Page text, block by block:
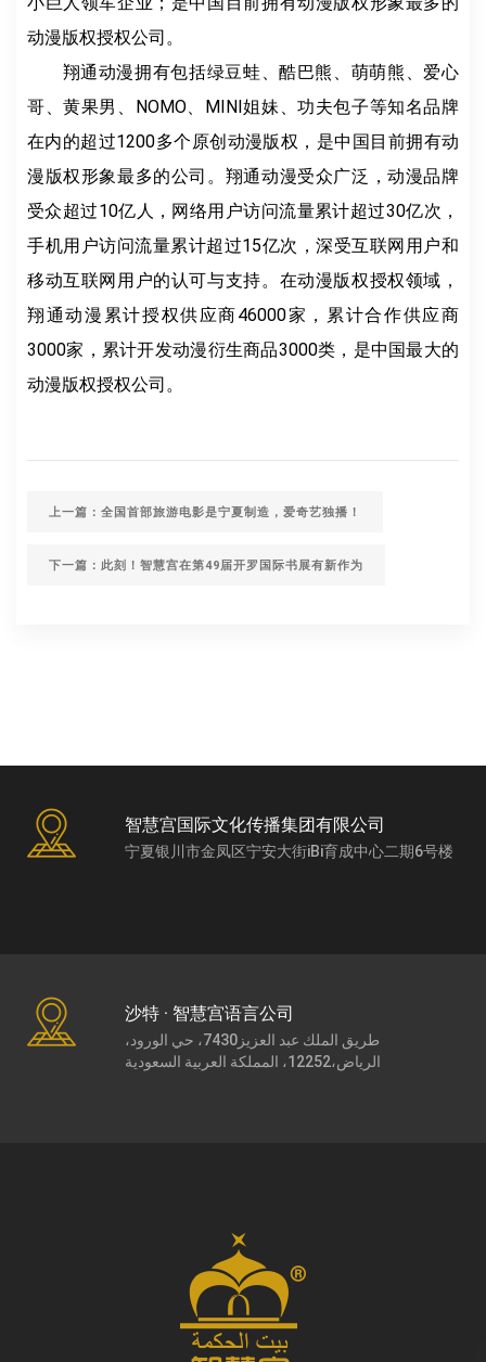
动漫版权授权公司。
翔通动漫拥有包括绿豆蛙、酷巴熊、萌萌熊、爱心
哥、黄果男、NOMO、MINI姐妹、功夫包子等知名品牌
在内的超过1200多个原创动漫版权，是中国目前拥有动
漫版权形象最多的公司。翔通动漫受众广泛，动漫品牌
受众超过10亿人，网络用户访问流量累计超过30亿次，
手机用户访问流量累计超过15亿次，深受互联网用户和
移动互联网用户的认可与支持。在动漫版权授权领域，
翔通动漫累计授权供应商46000家，累计合作供应商
3000家，累计开发动漫衍生商品3000类，是中国最大的
动漫版权授权公司。
上一篇：全国首部旅游电影是宁夏制造，爱奇艺独播！
下一篇：此刻！智慧宫在第49届开罗国际书展有新作为
智慧宫国际文化传播集团有限公司
宁夏银川市金凤区宁安大街iBi育成中心二期6号楼
沙特 · 智慧宫语言公司
طريق الملك عبد العزيز7430، حي الورود،
الرياض،12252، المملكة العربية السعودية